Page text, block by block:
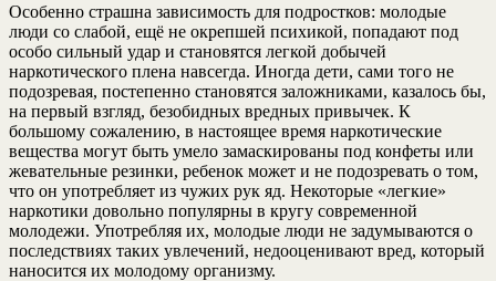
Особенно страшна зависимость для подростков: молодые
люди со слабой, ещё не окрепшей психикой, попадают под
особо сильный удар и становятся легкой добычей
наркотического плена навсегда. Иногда дети, сами того не
подозревая, постепенно становятся заложниками, казалось бы,
на первый взгляд, безобидных вредных привычек. К
большому сожалению, в настоящее время наркотические
вещества могут быть умело замаскированы под конфеты или
жевательные резинки, ребенок может и не подозревать о том,
что он употребляет из чужих рук яд. Некоторые «легкие»
наркотики довольно популярны в кругу современной
молодежи. Употребляя их, молодые люди не задумываются о
последствиях таких увлечений, недооценивают вред, который
наносится их молодому организму.